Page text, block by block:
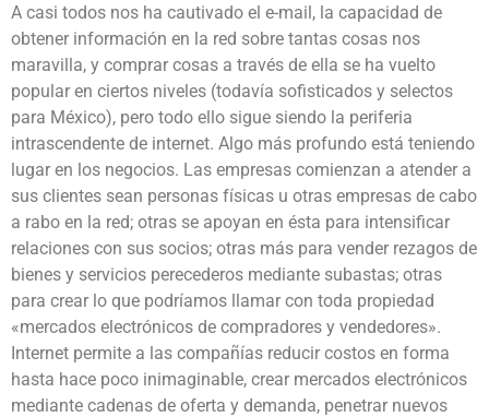
A casi todos nos ha cautivado el e-mail, la capacidad de
obtener información en la red sobre tantas cosas nos
maravilla, y comprar cosas a través de ella se ha vuelto
popular en ciertos niveles (todavía sofisticados y selectos
para México), pero todo ello sigue siendo la periferia
intrascendente de internet. Algo más profundo está teniendo
lugar en los negocios. Las empresas comienzan a atender a
sus clientes sean personas físicas u otras empresas de cabo
a rabo en la red; otras se apoyan en ésta para intensificar
relaciones con sus socios; otras más para vender rezagos de
bienes y servicios perecederos mediante subastas; otras
para crear lo que podríamos llamar con toda propiedad
«mercados electrónicos de compradores y vendedores».
Internet permite a las compañías reducir costos en forma
hasta hace poco inimaginable, crear mercados electrónicos
mediante cadenas de oferta y demanda, penetrar nuevos